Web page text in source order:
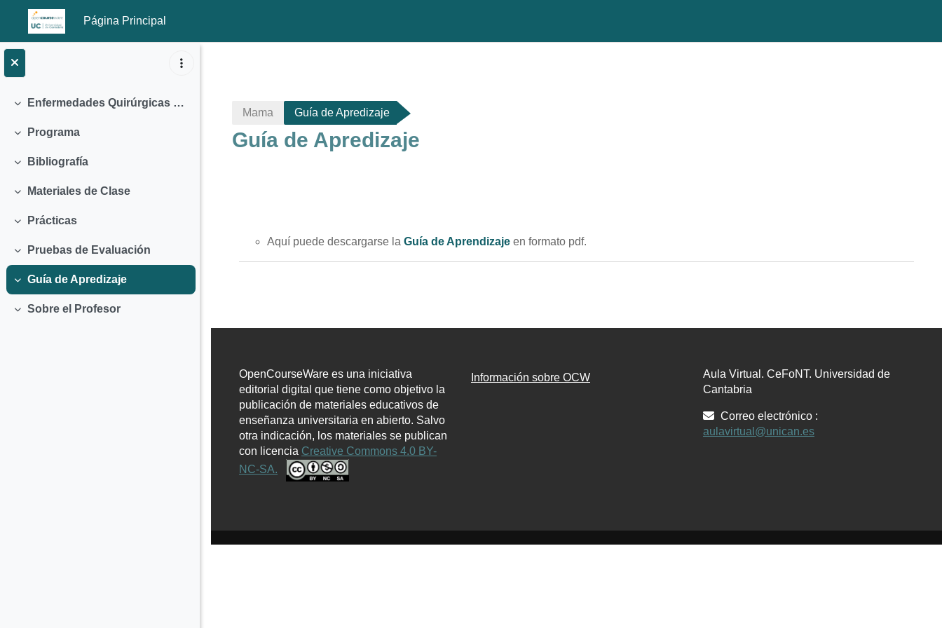
Salta al contenido principal
Página Principal
Colapsar
Enfermedades Quirúrgicas de la Mama (2010)
Colapsar
Programa
Colapsar
Bibliografía
Colapsar
Materiales de Clase
Colapsar
Prácticas
Colapsar
Pruebas de Evaluación
Colapsar
Guía de Apredizaje
Colapsar
Sobre el Profesor
Mama Guía de Apredizaje
Guía de Apredizaje
Perfilado de sección
Aquí puede descargarse la Guía de Aprendizaje en formato pdf.
OpenCourseWare es una iniciativa
editorial digital que tiene como objetivo la
publicación de materiales educativos de
enseñanza universitaria en abierto. Salvo
otra indicación, los materiales se publican
con licencia Creative Commons 4.0 BY-
NC-SA.
Información sobre OCW
Aula Virtual. CeFoNT. Universidad de
Cantabria
Correo electrónico :
aulavirtual@unican.es